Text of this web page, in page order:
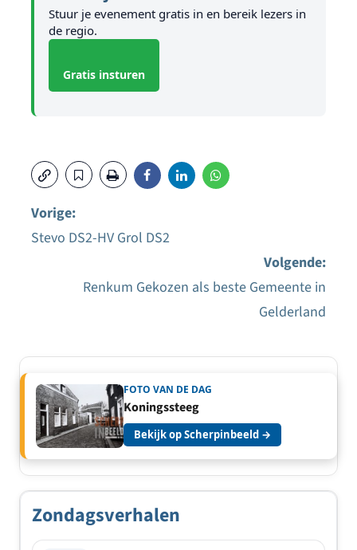
Stuur je evenement gratis in en bereik lezers in
de regio.
Gratis insturen
navigatie
Vorige:
Stevo DS2-HV Grol DS2
Volgende:
Renkum Gekozen als beste Gemeente in
Gelderland
FOTO VAN DE DAG
Koningssteeg
Bekijk op Scherpinbeeld →
Zondagsverhalen